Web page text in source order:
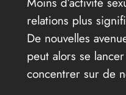
relations plus
De nouvelles
peut alors se
concentrer sur de